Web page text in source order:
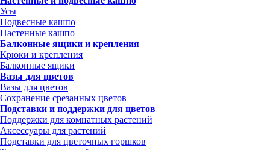
Усы
Подвесные кашпо
Настенные кашпо
Балконные ящики и крепления
Крюки и крепления
Балконные ящики
Вазы для цветов
Вазы для цветов
Сохранение срезанных цветов
Подставки и поддержки для цветов
Поддержки для комнатных растений
Аксессуары для растений
Подставки для цветочных горшков